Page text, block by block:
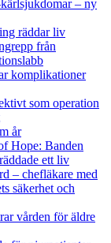
– ny
räddar liv
från
komplikationer
som operation
år
Hope: Banden
ett liv
– chefläkare med
säkerhet och
vården för äldre